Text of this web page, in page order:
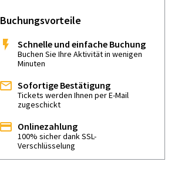
Buchungsvorteile
Schnelle und einfache Buchung
Buchen Sie Ihre Aktivität in wenigen
Minuten
Sofortige Bestätigung
Tickets werden Ihnen per E-Mail
zugeschickt
Onlinezahlung
100% sicher dank SSL-
Verschlüsselung